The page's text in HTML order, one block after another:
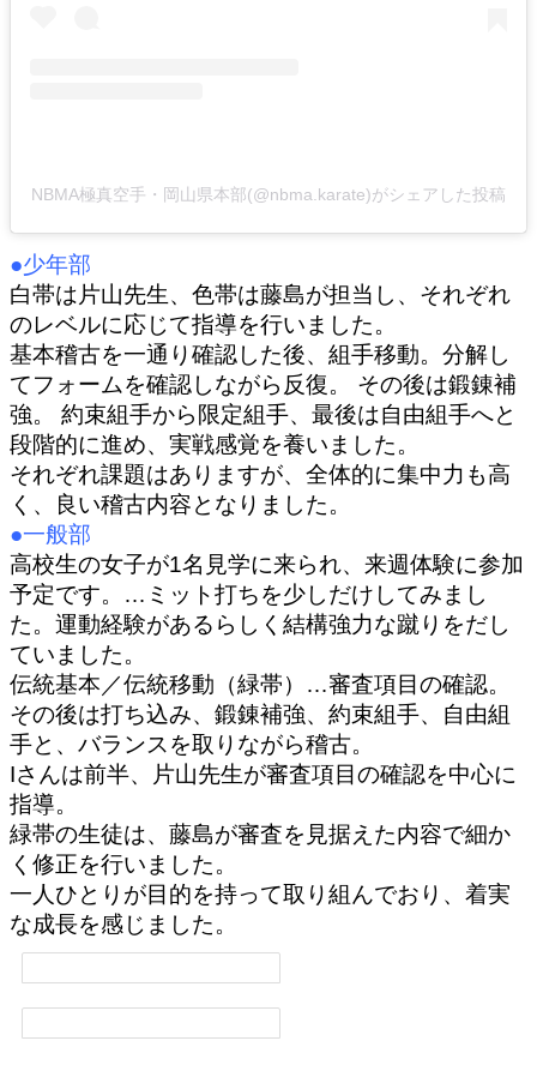
NBMA極真空手・岡山県本部(@nbma.karate)がシェアした投稿
●少年部
白帯は片山先生、色帯は藤島が担当し、それぞれ
のレベルに応じて指導を行いました。
基本稽古を一通り確認した後、組手移動。分解し
てフォームを確認しながら反復。 その後は鍛錬補
強。 約束組手から限定組手、最後は自由組手へと
段階的に進め、実戦感覚を養いました。
それぞれ課題はありますが、全体的に集中力も高
く、良い稽古内容となりました。
●一般部
高校生の女子が1名見学に来られ、来週体験に参加
予定です。…ミット打ちを少しだけしてみまし
た。運動経験があるらしく結構強力な蹴りをだし
ていました。
伝統基本／伝統移動（緑帯）…審査項目の確認。
その後は打ち込み、鍛錬補強、約束組手、自由組
手と、バランスを取りながら稽古。
Iさんは前半、片山先生が審査項目の確認を中心に
指導。
緑帯の生徒は、藤島が審査を見据えた内容で細か
く修正を行いました。
一人ひとりが目的を持って取り組んでおり、着実
な成長を感じました。